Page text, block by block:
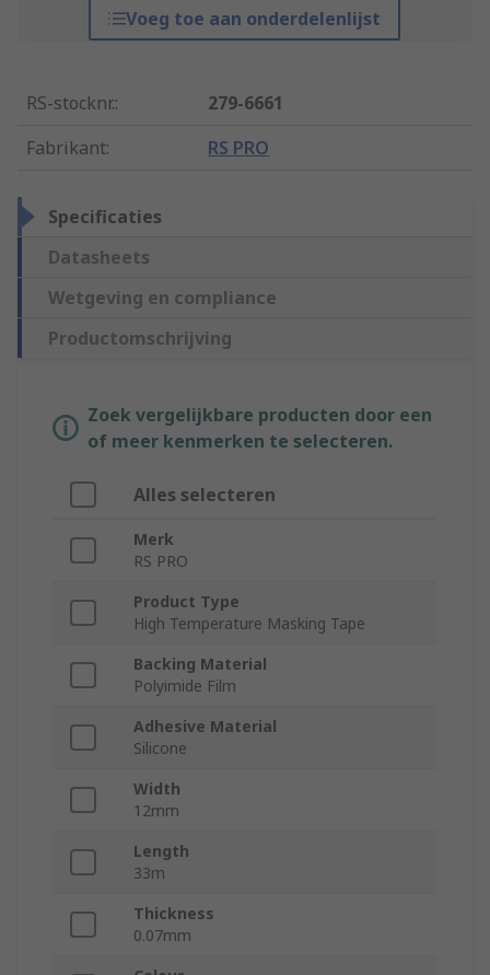
Voeg toe aan onderdelenlijst
RS-stocknr.:
279-6661
Fabrikant: RS PRO
Specificaties
Datasheets
Wetgeving en compliance
Productomschrijving
Zoek vergelijkbare producten door een
of meer kenmerken te selecteren.
Alles selecteren
Merk
RS PRO
Product Type
High Temperature Masking Tape
Backing Material
Polyimide Film
Adhesive Material
Silicone
Width
12mm
Length
33m
Thickness
0.07mm